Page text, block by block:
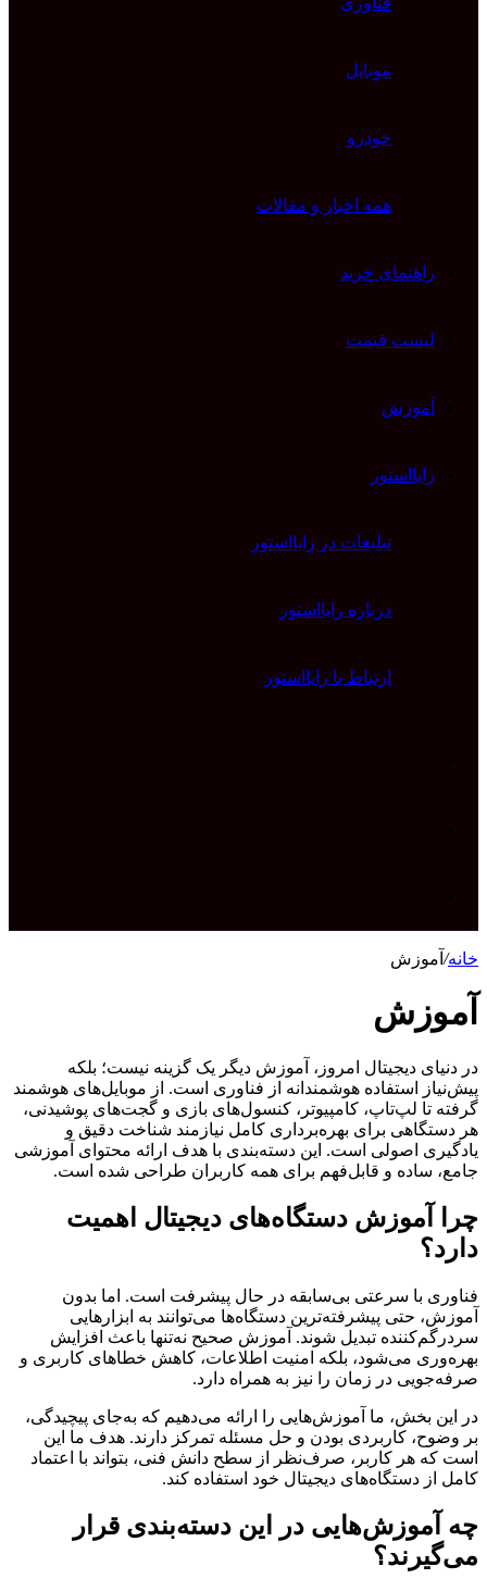
موبایل
خودرو
همه اخبار و مقالات
راهنمای خرید
لیست قیمت
آموزش
رایااستور
تبلیغات در رایااستور
درباره رایااستور
ارتباط با رایااستور
برای خانه/ آموزش
آموزش
در دنیای دیجیتال امروز، آموزش دیگر یک گزینه نیست؛ بلکه
پیش‌نیاز استفاده هوشمندانه از فناوری است. از موبایل‌های هوشمند
گرفته تا لپ‌تاپ، کامپیوتر، کنسول‌های بازی و گجت‌های پوشیدنی،
هر دستگاهی برای بهره‌برداری کامل نیازمند شناخت دقیق و
یادگیری اصولی است. این دسته‌بندی با هدف ارائه محتوای آموزشی
جامع، ساده و قابل‌فهم برای همه کاربران طراحی شده است.
چرا آموزش دستگاه‌های دیجیتال اهمیت
دارد؟
فناوری با سرعتی بی‌سابقه در حال پیشرفت است. اما بدون
آموزش، حتی پیشرفته‌ترین دستگاه‌ها می‌توانند به ابزارهایی
سردرگم‌کننده تبدیل شوند. آموزش صحیح نه‌تنها باعث افزایش
بهره‌وری می‌شود، بلکه امنیت اطلاعات، کاهش خطاهای کاربری و
صرفه‌جویی در زمان را نیز به همراه دارد.
در این بخش، ما آموزش‌هایی را ارائه می‌دهیم که به‌جای پیچیدگی،
بر وضوح، کاربردی بودن و حل مسئله تمرکز دارند. هدف ما این
است که هر کاربر، صرف‌نظر از سطح دانش فنی، بتواند با اعتماد
کامل از دستگاه‌های دیجیتال خود استفاده کند.
چه آموزش‌هایی در این دسته‌بندی قرار
می‌گیرند؟